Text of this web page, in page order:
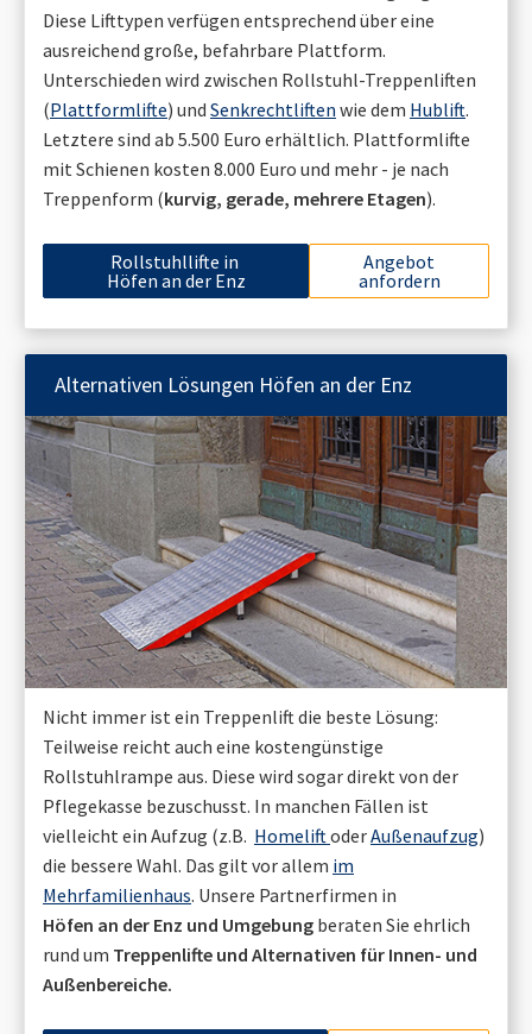
Diese Lifttypen verfügen entsprechend über eine
ausreichend große, befahrbare Plattform.
Unterschieden wird zwischen Rollstuhl-Treppenliften
(Plattformlifte) und Senkrechtliften wie dem Hublift.
Letztere sind ab 5.500 Euro erhältlich. Plattformlifte
mit Schienen kosten 8.000 Euro und mehr - je nach
Treppenform (kurvig, gerade, mehrere Etagen).
Rollstuhllifte in
Höfen an der Enz
Angebot
anfordern
Alternativen Lösungen Höfen an der Enz
Nicht immer ist ein Treppenlift die beste Lösung:
Teilweise reicht auch eine kostengünstige
Rollstuhlrampe aus. Diese wird sogar direkt von der
Pflegekasse bezuschusst. In manchen Fällen ist
vielleicht ein Aufzug (z.B. HomeliftoderAußenaufzug)
die bessere Wahl. Das gilt vor allem im
Mehrfamilienhaus. Unsere Partnerfirmen in
Höfen an der Enz und Umgebung beraten Sie ehrlich
rund um Treppenlifte und Alternativen für Innen- und
Außenbereiche.